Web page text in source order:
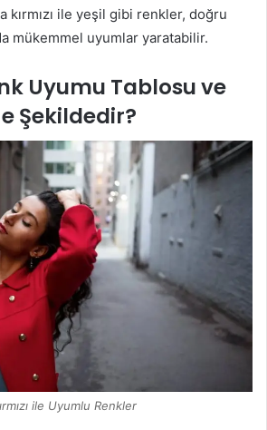
kırmızı ile yeşil gibi renkler, doğru
mükemmel uyumlar yaratabilir.
Uyumu Tablosu ve
Şekildedir?
ile Uyumlu Renkler